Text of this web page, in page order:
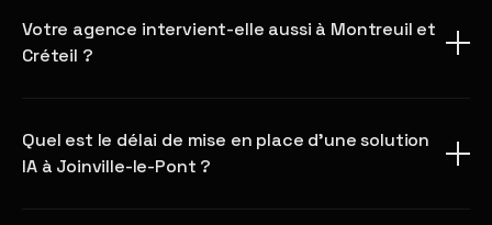
Votre agence intervient-elle aussi à Montreuil et
Créteil ?
Quel est le délai de mise en place d'une solution
IA à Joinville-le-Pont ?